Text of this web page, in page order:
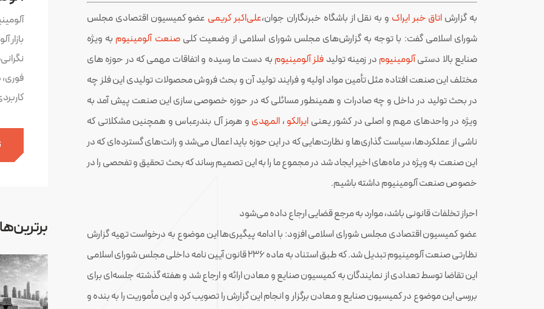
به گزارش اتاق خبر ایراک و به نقل از باشگاه خبرنگاران جوان،علی‌اکبر کریمی عضو کمیسیون اقتصادی مجلس
شورای اسلامی گفت: با توجه به گزارش‌های مجلس شورای اسلامی از وضعیت کلیصنعت آلومینیوم به ویژه
صنایع بالا دستیآلومینیوم در زمینه تولید فلز آلومینیوم به دست ما رسیده و اتفاقات مهمی که در حوزه های
مختلف این صنعت افتاده مثل تأمین مواد اولیه و فرایند تولید آن و بحث فروش محصولات تولیدی این فلز چه
در بحث تولید در داخل و چه صادرات و همینطور مسائلی که در حوزه خصوصی سازی این صنعت پیش آمد به
ویژه در واحدهای مهم و اصلی در کشور یعنی ایرالکو ، المهدی و هرمز آل بندرعباس و همچنین مشکلاتی که
ناشی از عملکردها، سیاست گذاری‌ها و نظارت‌هایی که در این حوزه باید اعمال می‌شد و رانت‌های گسترده‌ای که در
این صنعت به ویژه در ماه‌های اخیر ایجاد شد در مجموع ما را به این تصمیم رساند که بحث تحقیق و تفحصی را در
خصوص صنعت آلومینیوم داشته باشیم.
احراز تخلفات قانونی باشد، موارد به مرجع قضایی ارجاع داده می‌شود
عضو کمیسیون اقتصادی مجلس شورای اسلامی افزود: با ادامه پیگیری‌ها این موضوع به درخواست تهیه گزارش
نظارتی صنعت آلومینیوم تبدیل شد. که طبق استناد به ماده ۲۳۶ قانون آیین نامه داخلی مجلس شورای اسلامی
این تقاضا توسط تعدادی از نمایندگان به کمیسیون صنایع و معادن ارائه و ارجاع شد و هفته گذشته جلسه‌ای برای
بررسی این موضوع در کمیسیون صنایع و معادن برگزار و انجام این گزارش را تصویب کرد و این مأموریت را به بنده و
برترین‌ها